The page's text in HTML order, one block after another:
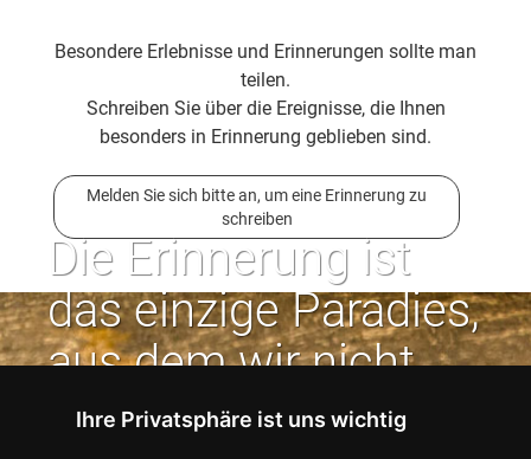
Ihre Privatsphäre ist uns wichtig
Besondere Erlebnisse und Erinnerungen sollte man
teilen.
Schreiben Sie über die Ereignisse, die Ihnen
besonders in Erinnerung geblieben sind.
Melden Sie sich bitte an, um eine Erinnerung zu
schreiben
Die Erinnerung ist
das einzige Paradies,
aus dem wir nicht
vertrieben werden